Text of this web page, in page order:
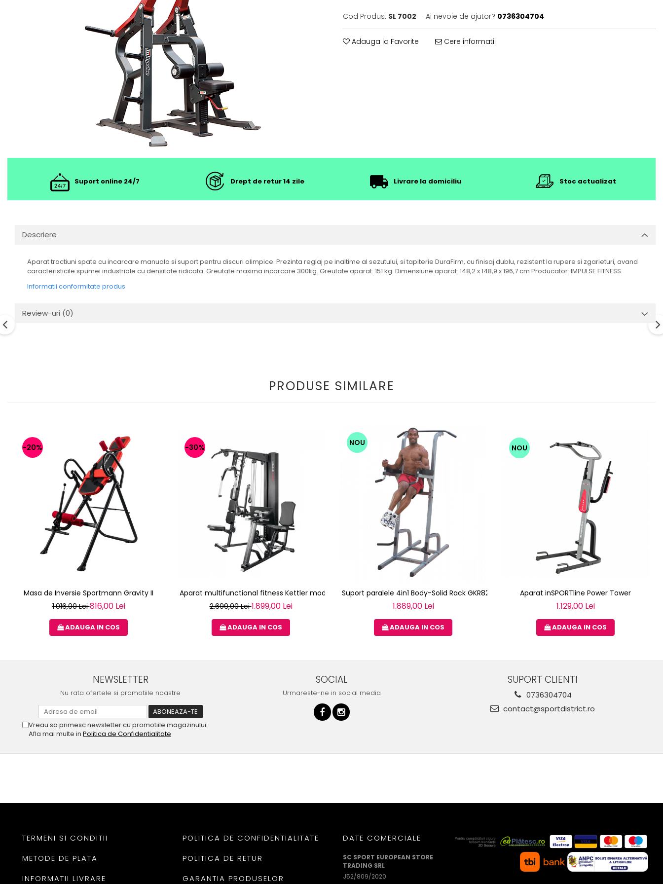
Cod Produs: SL 7002 Ai nevoie de ajutor? 0736304704
Adauga la Favorite Cere informatii
Suport online 24/7 Drept de retur 14 zile Livrare la domiciliu Stoc actualizat
Descriere
Aparat tractiuni spate cu incarcare manuala si suport pentru discuri olimpice. Prezinta reglaj pe inaltime al sezutului, si tapiterie DuraFirm, cu finisaj dublu, rezistent la rupere si zgarieturi, avand
caracteristicile spumei industriale cu densitate ridicata. Greutate maxima incarcare 300kg. Greutate aparat: 151 kg. Dimensiune aparat: 148,2 x 148,9 x 196,7 cm Producator: IMPULSE FITNESS.
Informatii conformitate produs
Review-uri (0)
PRODUSE SIMILARE
-20%
Masa de Inversie Sportmann Gravity II
1.016,00 Lei816,00 Lei
ADAUGA IN COS
-30%
Aparat multifunctional fitness Kettler modul 3 - KINETIC SYSTEM
2.699,00 Lei1.899,00 Lei
ADAUGA IN COS
NOU
Suport paralele 4in1 Body-Solid Rack GKR82
1.889,00 Lei
ADAUGA IN COS
NOU
Aparat inSPORTline Power Tower
1.129,00 Lei
ADAUGA IN COS
NEWSLETTER
Nu rata ofertele si promotiile noastre
Vreau sa primesc newsletter cu promotiile magazinului.
Afla mai multe in Politica de Confidentialitate
SOCIAL
Urmareste-ne in social media
SUPORT CLIENTI
0736304704
contact@sportdistrict.ro
TERMENI SI CONDITII
METODE DE PLATA
INFORMATII LIVRARE
POLITICA DE CONFIDENTIALITATE
POLITICA DE RETUR
GARANTIA PRODUSELOR
DATE COMERCIALE
SC SPORT EUROPEAN STORE
TRADING SRL
J52/809/2020